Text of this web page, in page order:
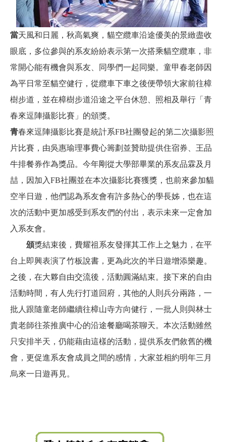
當天風和日麗，秋高氣爽，貓空纜車沿途優美的景緻盡收
眼底，多位參與的系友紛紛表示第一次搭乘貓空纜車，非
常開心能有機會與系友、同學們一起同樂。童甲春老師因
為平日常至貓空健行，從纜車下車之後便帶領大家前往樟
樹步道，並在樟樹步道沿途之平台休憩、照相及舉行「青
春來逗陣攝影比賽」的頒獎。
青春來逗陣攝影比賽是統計系FB社團發起的第二次攝影照
片比賽，由吳惠瑜理事費心籌劃並贊助提供住宿券、王品
牛排餐券作為獎品。今年剛從大學部畢業的系友品霖及月
喆，因加入FB社團並在本次攝影比賽獲獎，也前來參加貓
空半日遊，他們認為系友會有許多熱心的學長姊，也在這
次的活動中更加感受到系友們的付出，表示未來一定會加
入系友會。
頒獎結束後，費耀祖系友發揮其工作上之魅力，在平
台上即興表演了竹板說書，更為此次的半日遊增添樂趣。
之後，在大夥自由交流後，活動圓滿結束。接下來的自由
活動時間，有人先行打道回府，其他的人則兵分兩路，一
批人跟隨童老師繼續往樟山寺方向健行，一批人則與林士
貴老師往茶推廣中心的沿途餐廳喝茶聊天。本次活動雖然
只安排半天，仍能藉由這樣的活動，提供系友們敘舊的機
會，更促進系友會成員之間的感情，大家並相約明年三月
烏來一日遊再見。